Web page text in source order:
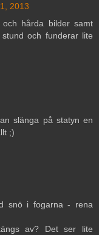
2013
hårda bilder samt
och funderar lite
slänga på statyn en
;)
snö i fogarna - rena
av? Det ser lite